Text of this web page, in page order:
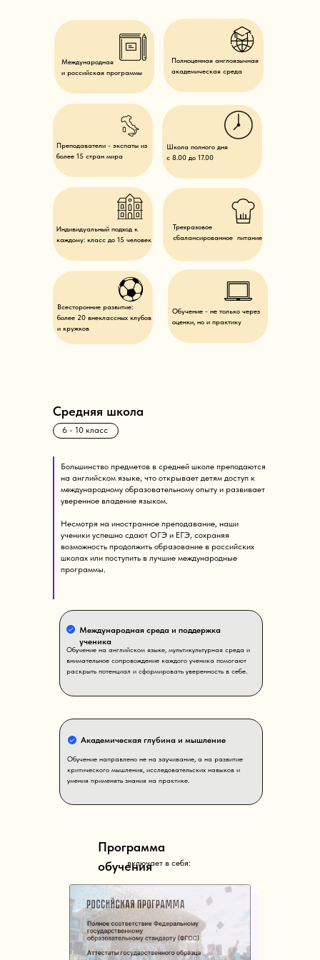
Международная
и российская программы
Всесторонние развитие:
более 20 внеклассных клубов
и кружков
Преподаватели - экспаты из
более 15 стран мира
Индивидуальный подход к
каждому: класс до 15 человек
Полноценная англоязычная
академическая среда
Обучение - не только через
оценки, но и практику
Школа полного дня
с 8.00 до 17.00
Трехразовое
сбалансированное питание
Академическая глубина и мышление
Обучение направлено не на заучивание, а на развитие
критического мышления, исследовательских навыков и
умения применять знания на практике.
Международная среда и поддержка
ученика
Обучение на английском языке, мультикультурная среда и
внимательное сопровождение каждого ученика помогают
раскрыть потенциал и сформировать уверенность в себе.
Средняя школа
6 - 10 класс
Большинство предметов в средней школе преподаются
на английском языке, что открывает детям доступ к
международному образовательному опыту и развивает
уверенное владение языком.
Несмотря на иностранное преподавание, наши
ученики успешно сдают ОГЭ и ЕГЭ, сохраняя
возможность продолжить образование в российских
школах или поступить в лучшие международные
программы.
Программа
обучениявключает в себя: